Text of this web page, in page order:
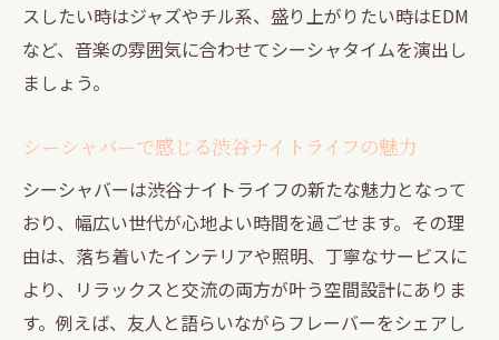
スしたい時はジャズやチル系、盛り上がりたい時はEDM
など、音楽の雰囲気に合わせてシーシャタイムを演出し
ましょう。
シーシャバーで感じる渋谷ナイトライフの魅力
シーシャバーは渋谷ナイトライフの新たな魅力となって
おり、幅広い世代が心地よい時間を過ごせます。その理
由は、落ち着いたインテリアや照明、丁寧なサービスに
より、リラックスと交流の両方が叶う空間設計にありま
す。例えば、友人と語らいながらフレーバーをシェアし